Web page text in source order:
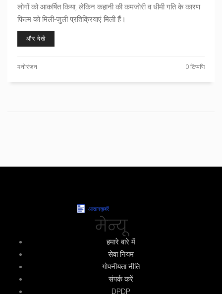
लोगों को आकर्षित किया, लेकिन कहानी की कमजोरी व धीमी गति के कारण
फिल्म को मिली-जुली प्रतिक्रियाएं मिली हैं।
और देखें
मनोरंजन 0 टिप्पणि
मेन्यू
हमारे बारे में
सेवा नियम
गोपनीयता नीति
संपर्क करें
DPDP